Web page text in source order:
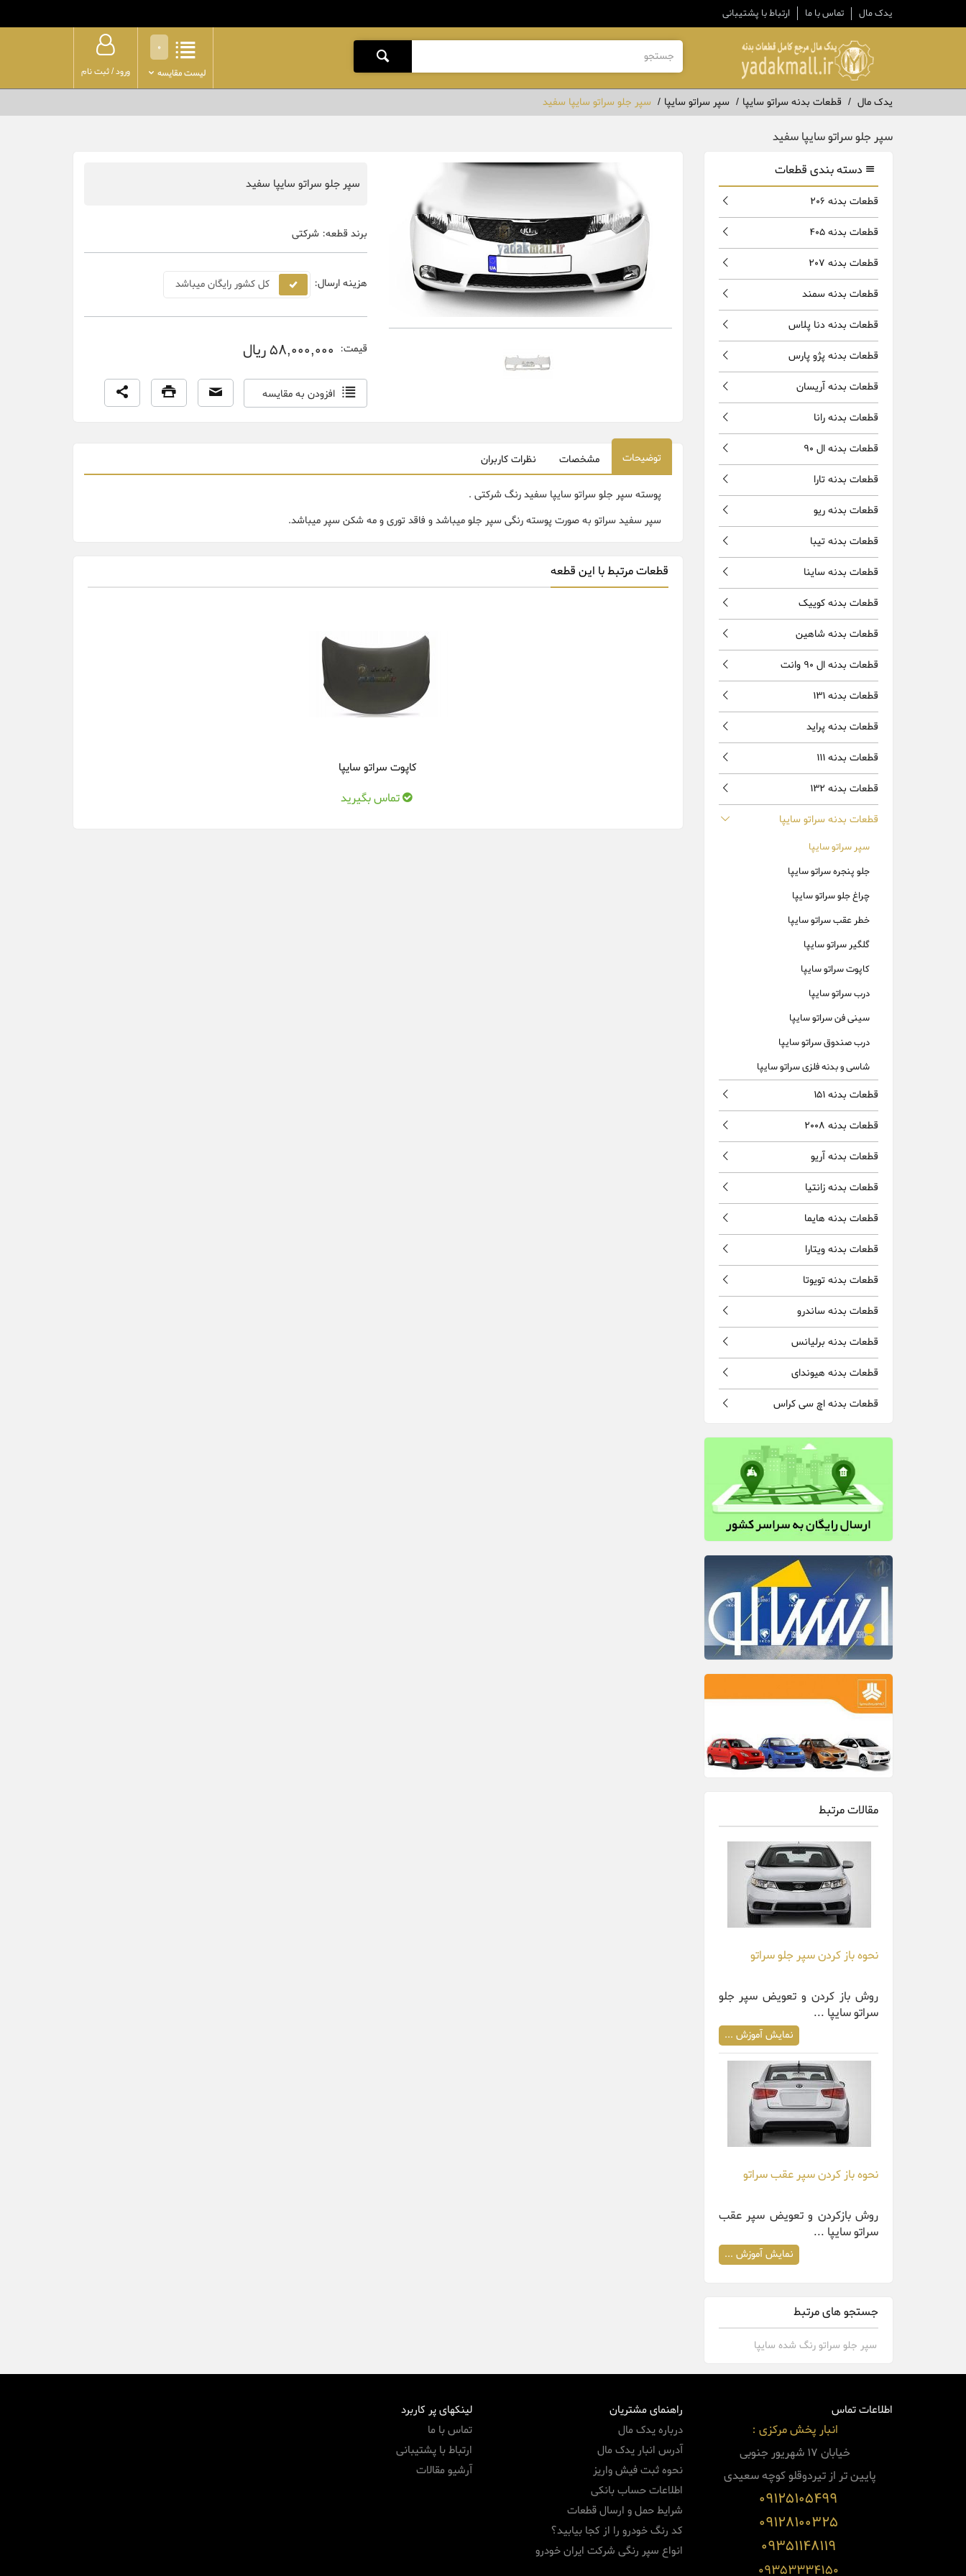
یدک مال تماس با ما ارتباط با پشتیبانی
ورود/ثبت نام
0
لیست مقایسه
یدک مال قطعات بدنه سراتو سایپا سپر سراتو سایپا سپر جلو سراتو سایپا سفید
سپر جلو سراتو سایپا سفید
سپر جلو سراتو سایپا سفید
برند قطعه:شرکتی
هزینه ارسال: کل کشور رایگان میباشد
قیمت: 58,000,000 ریال
افزودن به مقایسه
توضیحات مشخصات نظرات کاربران
پوسته سپر جلو سراتو سایپا سفید رنگ شرکتی .
سپر سفید سراتو به صورت پوسته رنگی سپر جلو میباشد و فاقد توری و مه شکن سپر میباشد.
قطعات مرتبط با این قطعه
کاپوت سراتو سایپا
تماس بگیرید
دسته بندی قطعات
قطعات بدنه 206
قطعات بدنه 405
قطعات بدنه 207
قطعات بدنه سمند
قطعات بدنه دنا پلاس
قطعات بدنه پژو پارس
قطعات بدنه آریسان
قطعات بدنه رانا
قطعات بدنه ال 90
قطعات بدنه تارا
قطعات بدنه ریو
قطعات بدنه تیبا
قطعات بدنه ساینا
قطعات بدنه کوییک
قطعات بدنه شاهین
قطعات بدنه ال 90 وانت
قطعات بدنه 131
قطعات بدنه پراید
قطعات بدنه 111
قطعات بدنه 132
قطعات بدنه سراتو سایپا
سپر سراتو سایپا
جلو پنجره سراتو سایپا
چراغ جلو سراتو سایپا
خطر عقب سراتو سایپا
گلگیر سراتو سایپا
کاپوت سراتو سایپا
درب سراتو سایپا
سینی فن سراتو سایپا
درب صندوق سراتو سایپا
شاسی و بدنه فلزی سراتو سایپا
قطعات بدنه 151
قطعات بدنه 2008
قطعات بدنه آریو
قطعات بدنه زانتیا
قطعات بدنه هایما
قطعات بدنه ویتارا
قطعات بدنه تویوتا
قطعات بدنه ساندرو
قطعات بدنه برلیانس
قطعات بدنه هیوندای
قطعات بدنه اچ سی کراس
مقالات مرتبط
نحوه باز کردن سپر جلو سراتو
روش باز کردن و تعویض سپر جلو
سراتو سایپا ...
نمایش آموزش ...
نحوه باز کردن سپر عقب سراتو
روش بازکردن و تعویض سپر عقب
سراتو سایپا ...
نمایش آموزش ...
جستجو های مرتبط
سپر جلو سراتو رنگ شده سایپا
اطلاعات تماس
انبار پخش مرکزی :
خیابان 17 شهریور جنوبی
پایینتر از تیردوقلو کوچه سعیدی
09125105499
09128100325
09351148119
09353334150
راهنمای مشتریان
درباره یدک مال
آدرس انبار یدک مال
نحوه ثبت فیش واریز
اطلاعات حساب بانکی
شرایط حمل و ارسال قطعات
کد رنگ خودرو را از کجا بیابید؟
انواع سپر رنگی شرکت ایران خودرو
لینکهای پر کاربرد
تماس با ما
ارتباط با پشتیبانی
آرشیو مقالات